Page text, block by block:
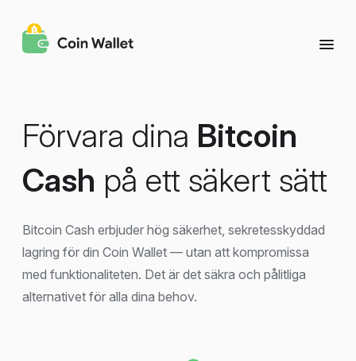
Förvara dina Bitcoin
Cash på ett säkert sätt
Bitcoin Cash erbjuder hög säkerhet, sekretesskyddad
lagring för din Coin Wallet — utan att kompromissa
med funktionaliteten. Det är det säkra och pålitliga
alternativet för alla dina behov.